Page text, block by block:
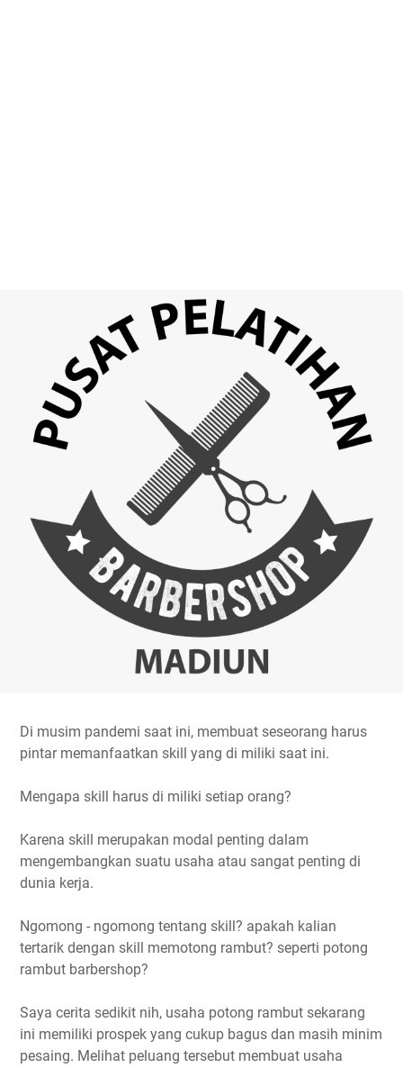
Di musim pandemi saat ini, membuat seseorang harus
pintar memanfaatkan skill yang di miliki saat ini.
Mengapa skill harus di miliki setiap orang?
Karena skill merupakan modal penting dalam
mengembangkan suatu usaha atau sangat penting di
dunia kerja.
Ngomong - ngomong tentang skill? apakah kalian
tertarik dengan skill memotong rambut? seperti potong
rambut barbershop?
Saya cerita sedikit nih, usaha potong rambut sekarang
ini memiliki prospek yang cukup bagus dan masih minim
pesaing. Melihat peluang tersebut membuat usaha